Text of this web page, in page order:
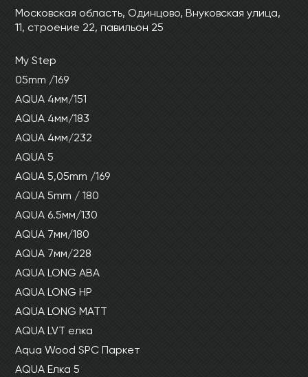
Ваши данные не будут переданы третьим
лицам
Ваши данные не будут переданы третьим
лицам
Московская область, Одинцово, Внуковская улица,
11, строение 22, павильон 25
My Step
05mm /169
AQUA 4мм/151
AQUA 4мм/183
AQUA 4мм/232
AQUA 5
AQUA 5,05mm /169
AQUA 5mm / 180
AQUA 6.5мм/130
AQUA 7мм/180
AQUA 7мм/228
AQUA LONG ABA
AQUA LONG HP
AQUA LONG MATT
AQUA LVT елка
Aqua Wood SPC Паркет
AQUA Елка 5